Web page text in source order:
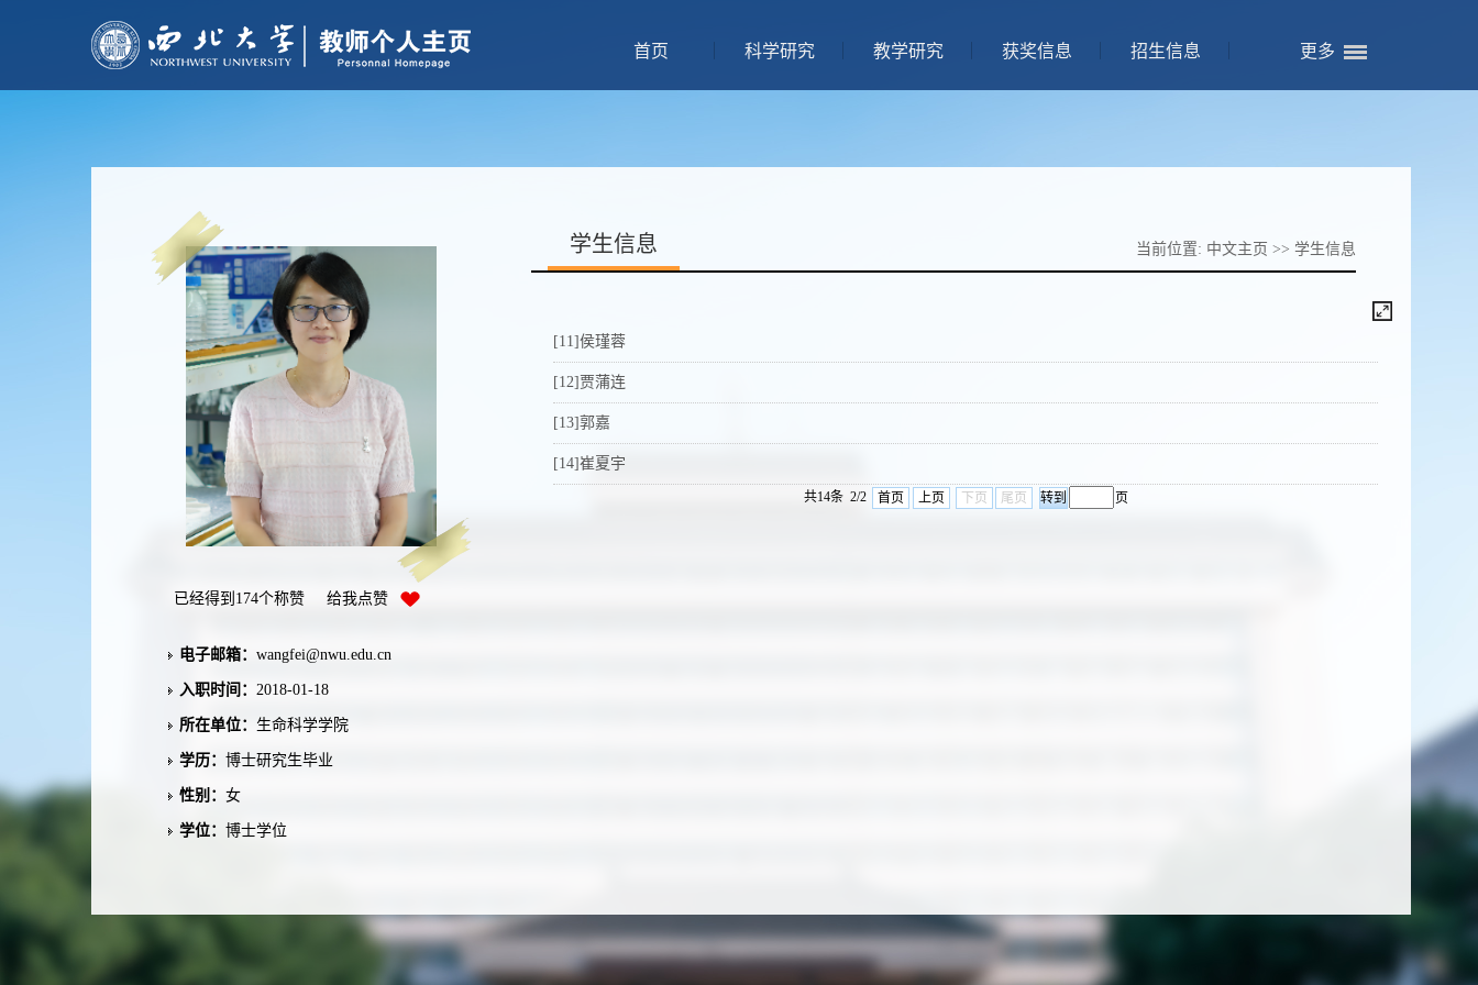
首页 科学研究 教学研究 获奖信息 招生信息 更多
已经得到 174个称赞 给我点赞
电子邮箱： wangfei@nwu.edu.cn
入职时间： 2018-01-18
所在单位： 生命科学学院
学历： 博士研究生毕业
性别： 女
学位： 博士学位
学生信息 当前位置: 中文主页 >> 学生信息
[11]侯瑾蓉
[12]贾蒲连
[13]郭嘉
[14]崔夏宇
共14条 2/2 首页 上页 下页 尾页 页